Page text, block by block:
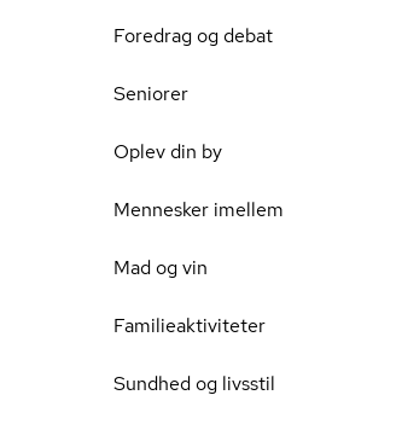
Foredrag og debat
Seniorer
Oplev din by
Mennesker imellem
Mad og vin
Familieaktiviteter
Sundhed og livsstil